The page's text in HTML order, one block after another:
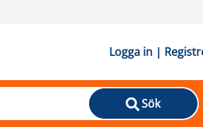
Logga in |
Sök